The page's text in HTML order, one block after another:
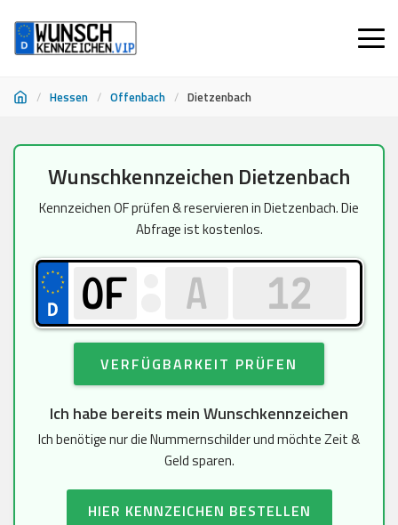
/ Hessen / Offenbach / Dietzenbach
springen
Wunschkennzeichen Dietzenbach
Kennzeichen OF prüfen & reservieren in Dietzenbach. Die
Abfrage ist kostenlos.
VERFÜGBARKEIT PRÜFEN
Ich habe bereits mein Wunschkennzeichen
Ich benötige nur die Nummernschilder und möchte Zeit &
Geld sparen.
HIER KENNZEICHEN BESTELLEN